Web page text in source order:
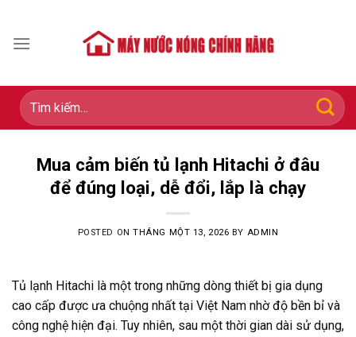
content
Tìm
kiếm:
Mua cảm biến tủ lạnh Hitachi ở đâu
để đúng loại, dễ đổi, lắp là chạy
POSTED ONTHÁNG MỘT 13, 2026 BY ADMIN
Tủ lạnh Hitachi là một trong những dòng thiết bị gia dụng
cao cấp được ưa chuộng nhất tại Việt Nam nhờ độ bền bỉ và
công nghệ hiện đại. Tuy nhiên, sau một thời gian dài sử dụng,